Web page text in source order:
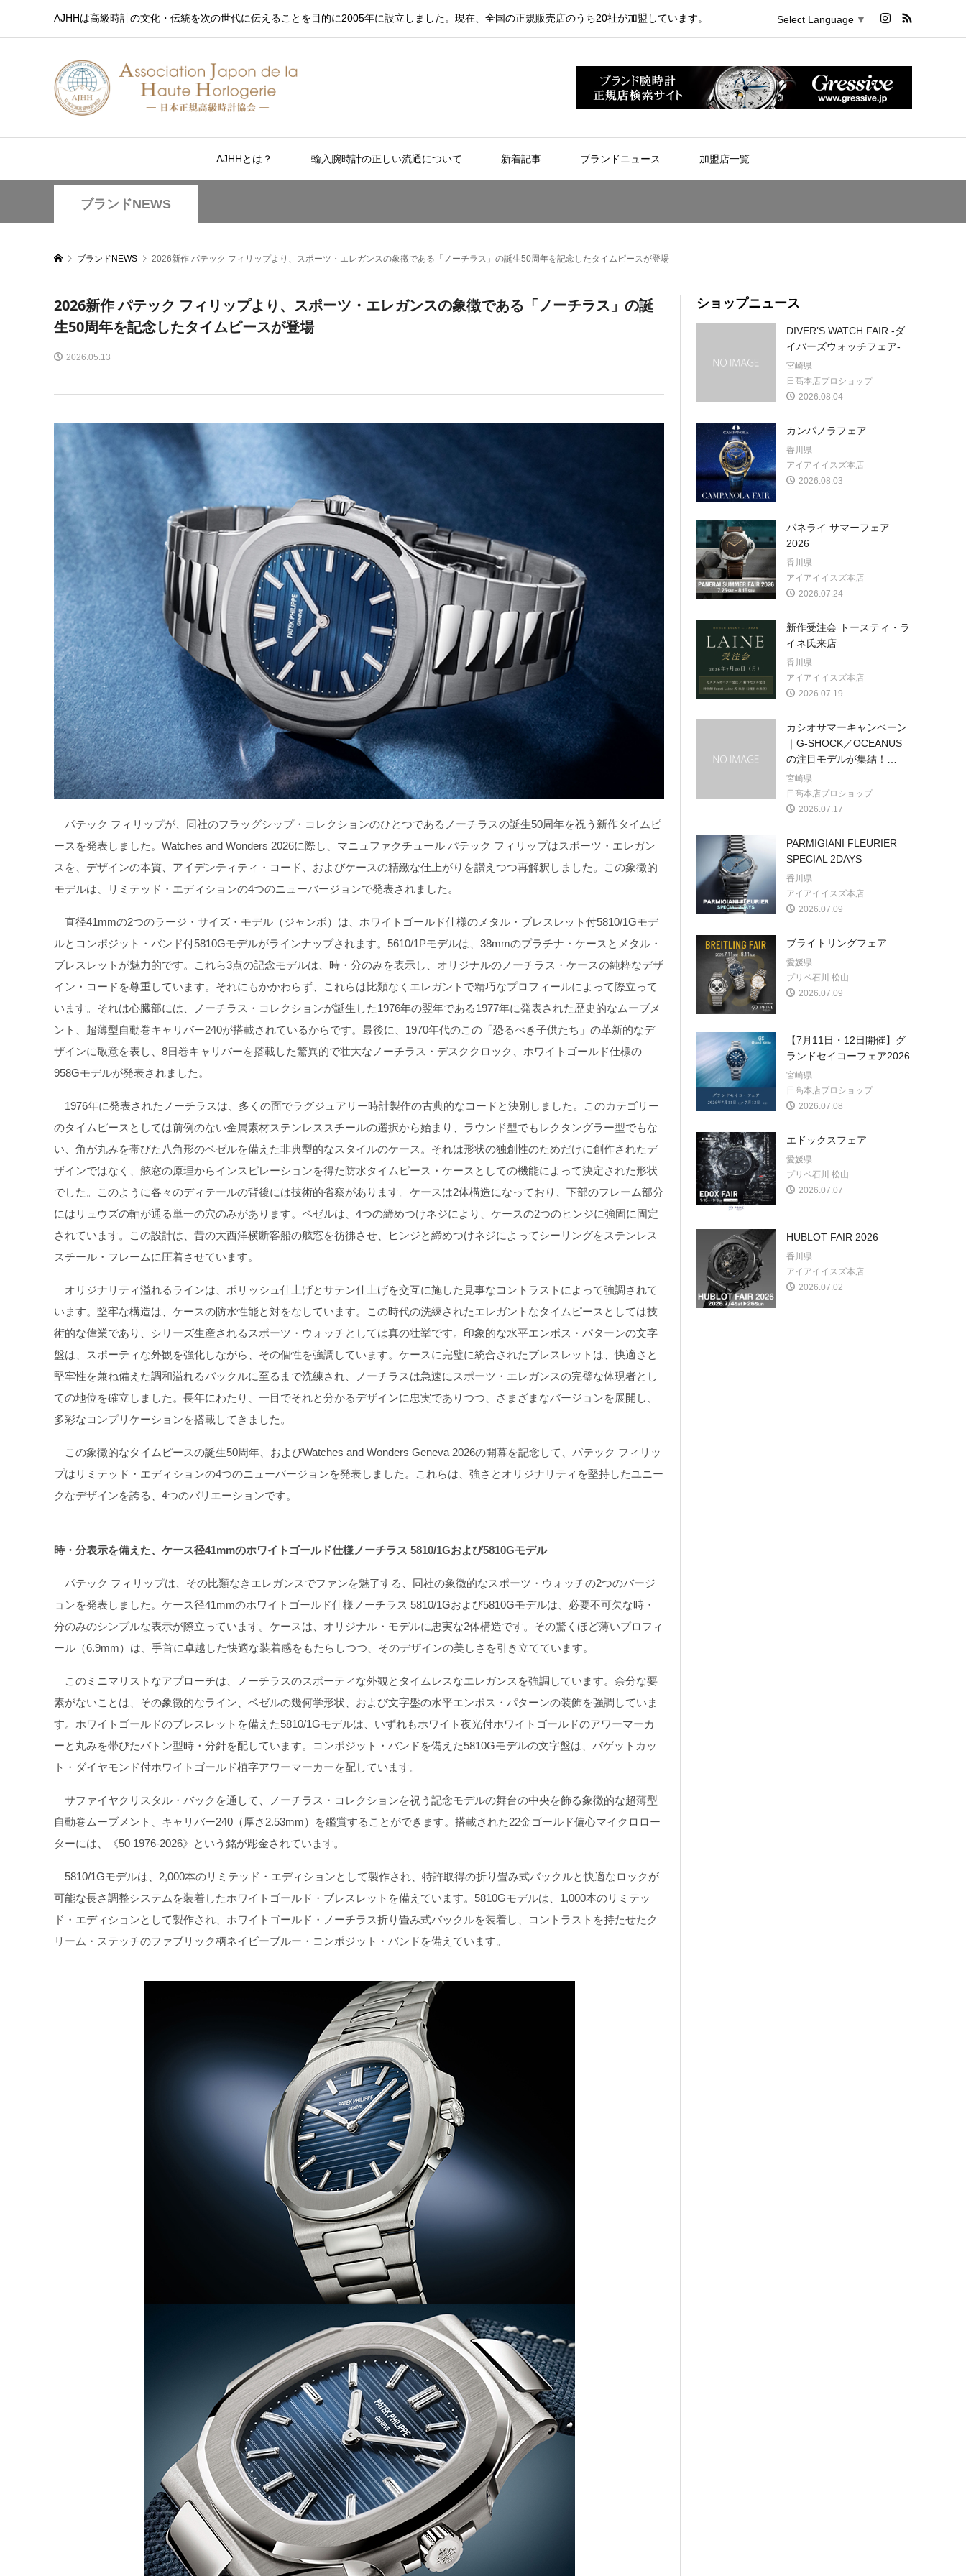
AJHHは高級時計の文化・伝統を次の世代に伝えることを目的に2005年に設立しました。現在、全国の正規販売店のうち20社が加盟しています。 Select Language ▼
AJHHとは？ 輸入腕時計の正しい流通について 新着記事 ブランドニュース 加盟店一覧
ブランドNEWS
ブランドNEWS 2026新作 パテック フィリップより、スポーツ・エレガンスの象徴である「ノーチラス」の誕生50周年を記念したタイムピースが登場
2026新作 パテック フィリップより、スポーツ・エレガンスの象徴である「ノーチラス」の誕
生50周年を記念したタイムピースが登場
2026.05.13
パテック フィリップが、同社のフラッグシップ・コレクションのひとつであるノーチラスの誕生50周年を祝う新作タイムピ
ースを発表しました。Watches and Wonders 2026に際し、マニュファクチュール パテック フィリップはスポーツ・エレガン
スを、デザインの本質、アイデンティティ・コード、およびケースの精緻な仕上がりを讃えつつ再解釈しました。この象徴的
モデルは、リミテッド・エディションの4つのニューバージョンで発表されました。
直径41mmの2つのラージ・サイズ・モデル（ジャンボ）は、ホワイトゴールド仕様のメタル・ブレスレット付5810/1Gモデ
ルとコンポジット・バンド付5810Gモデルがラインナップされます。5610/1Pモデルは、38mmのプラチナ・ケースとメタル・
ブレスレットが魅力的です。これら3点の記念モデルは、時・分のみを表示し、オリジナルのノーチラス・ケースの純粋なデザ
イン・コードを尊重しています。それにもかかわらず、これらは比類なくエレガントで精巧なプロフィールによって際立って
います。それは心臓部には、ノーチラス・コレクションが誕生した1976年の翌年である1977年に発表された歴史的なムーブメ
ント、超薄型自動巻キャリバー240が搭載されているからです。最後に、1970年代のこの「恐るべき子供たち」の革新的なデ
ザインに敬意を表し、8日巻キャリバーを搭載した驚異的で壮大なノーチラス・デスククロック、ホワイトゴールド仕様の
958Gモデルが発表されました。
1976年に発表されたノーチラスは、多くの面でラグジュアリー時計製作の古典的なコードと決別しました。このカテゴリー
のタイムピースとしては前例のない金属素材ステンレススチールの選択から始まり、ラウンド型でもレクタングラー型でもな
い、角が丸みを帯びた八角形のベゼルを備えた非典型的なスタイルのケース。それは形状の独創性のためだけに創作されたデ
ザインではなく、舷窓の原理からインスピレーションを得た防水タイムピース・ケースとしての機能によって決定された形状
でした。このように各々のディテールの背後には技術的省察があります。ケースは2体構造になっており、下部のフレーム部分
にはリュウズの軸が通る単一の穴のみがあります。ベゼルは、4つの締めつけネジにより、ケースの2つのヒンジに強固に固定
されています。この設計は、昔の大西洋横断客船の舷窓を彷彿させ、ヒンジと締めつけネジによってシーリングをステンレス
スチール・フレームに圧着させています。
オリジナリティ溢れるラインは、ポリッシュ仕上げとサテン仕上げを交互に施した見事なコントラストによって強調されて
います。堅牢な構造は、ケースの防水性能と対をなしています。この時代の洗練されたエレガントなタイムピースとしては技
術的な偉業であり、シリーズ生産されるスポーツ・ウォッチとしては真の壮挙です。印象的な水平エンボス・パターンの文字
盤は、スポーティな外観を強化しながら、その個性を強調しています。ケースに完璧に統合されたブレスレットは、快適さと
堅牢性を兼ね備えた調和溢れるバックルに至るまで洗練され、ノーチラスは急速にスポーツ・エレガンスの完璧な体現者とし
ての地位を確立しました。長年にわたり、一目でそれと分かるデザインに忠実でありつつ、さまざまなバージョンを展開し、
多彩なコンプリケーションを搭載してきました。
この象徴的なタイムピースの誕生50周年、およびWatches and Wonders Geneva 2026の開幕を記念して、パテック フィリッ
プはリミテッド・エディションの4つのニューバージョンを発表しました。これらは、強さとオリジナリティを堅持したユニー
クなデザインを誇る、4つのバリエーションです。
時・分表示を備えた、ケース径41mmのホワイトゴールド仕様ノーチラス 5810/1Gおよび5810Gモデル
パテック フィリップは、その比類なきエレガンスでファンを魅了する、同社の象徴的なスポーツ・ウォッチの2つのバージ
ョンを発表しました。ケース径41mmのホワイトゴールド仕様ノーチラス 5810/1Gおよび5810Gモデルは、必要不可欠な時・
分のみのシンプルな表示が際立っています。ケースは、オリジナル・モデルに忠実な2体構造です。その驚くほど薄いプロフィ
ール（6.9mm）は、手首に卓越した快適な装着感をもたらしつつ、そのデザインの美しさを引き立てています。
このミニマリストなアプローチは、ノーチラスのスポーティな外観とタイムレスなエレガンスを強調しています。余分な要
素がないことは、その象徴的なライン、ベゼルの幾何学形状、および文字盤の水平エンボス・パターンの装飾を強調していま
す。ホワイトゴールドのブレスレットを備えた5810/1Gモデルは、いずれもホワイト夜光付ホワイトゴールドのアワーマーカ
ーと丸みを帯びたバトン型時・分針を配しています。コンポジット・バンドを備えた5810Gモデルの文字盤は、バゲットカッ
ト・ダイヤモンド付ホワイトゴールド植字アワーマーカーを配しています。
サファイヤクリスタル・バックを通して、ノーチラス・コレクションを祝う記念モデルの舞台の中央を飾る象徴的な超薄型
自動巻ムーブメント、キャリバー240（厚さ2.53mm）を鑑賞することができます。搭載された22金ゴールド偏心マイクロロー
ターには、《50 1976-2026》という銘が彫金されています。
5810/1Gモデルは、2,000本のリミテッド・エディションとして製作され、特許取得の折り畳み式バックルと快適なロックが
可能な長さ調整システムを装着したホワイトゴールド・ブレスレットを備えています。5810Gモデルは、1,000本のリミテッ
ド・エディションとして製作され、ホワイトゴールド・ノーチラス折り畳み式バックルを装着し、コントラストを持たせたク
リーム・ステッチのファブリック柄ネイビーブルー・コンポジット・バンドを備えています。
ショップニュース
DIVER’S WATCH FAIR -ダ
イバーズウォッチフェア-
宮崎県
日髙本店プロショップ
2026.08.04
カンパノラフェア
香川県
アイアイイスズ本店
2026.08.03
パネライ サマーフェア
2026
香川県
アイアイイスズ本店
2026.07.24
新作受注会 トースティ・ラ
イネ氏来店
香川県
アイアイイスズ本店
2026.07.19
カシオサマーキャンペーン
｜G-SHOCK／OCEANUS
の注目モデルが集結！ …
宮崎県
日髙本店プロショップ
2026.07.17
PARMIGIANI FLEURIER
SPECIAL 2DAYS
香川県
アイアイイスズ本店
2026.07.09
ブライトリングフェア
愛媛県
プリベ石川 松山
2026.07.09
【7月11日・12日開催】グ
ランドセイコーフェア2026
宮崎県
日髙本店プロショップ
2026.07.08
エドックスフェア
愛媛県
プリベ石川 松山
2026.07.07
HUBLOT FAIR 2026
香川県
アイアイイスズ本店
2026.07.02